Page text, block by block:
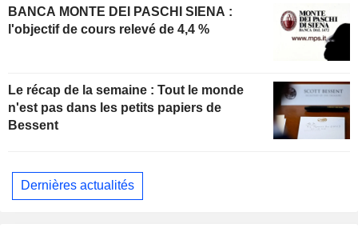
BANCA MONTE DEI PASCHI SIENA :
l'objectif de cours relevé de 4,4 %
Le récap de la semaine : Tout le monde
n'est pas dans les petits papiers de
Bessent
Dernières actualités